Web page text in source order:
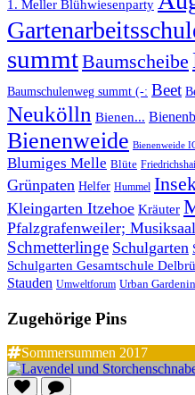
1. Meller Blühwiesenparty
summtBaumscheibe
Baumschulenweg summt (-: Beet
Neukölln Bienen...
Bienenweide Bienenweide
Blumiges Melle Blüte
Grünpaten Helfer Hummel
Kleingarten Itzehoe Kräuter
Pfalzgrafenweiler; Musiksaal
Schmetterlinge Schulgarten
Schulgarten Gesamtschule
Stauden Umweltforum Urban
Zugehörige Pins
Sommersummen 2017